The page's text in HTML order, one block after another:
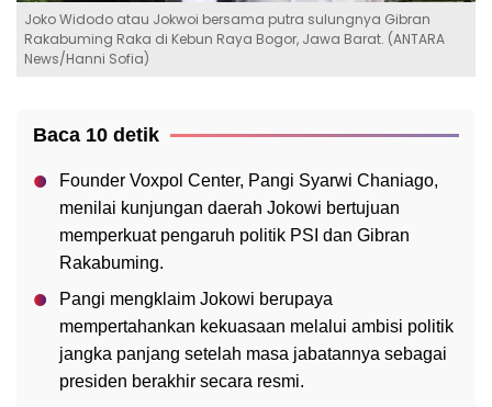
Joko Widodo atau Jokwoi bersama putra sulungnya Gibran
Rakabuming Raka di Kebun Raya Bogor, Jawa Barat. (ANTARA
News/Hanni Sofia)
Baca 10 detik
Founder Voxpol Center, Pangi Syarwi Chaniago,
menilai kunjungan daerah Jokowi bertujuan
memperkuat pengaruh politik PSI dan Gibran
Rakabuming.
Pangi mengklaim Jokowi berupaya
mempertahankan kekuasaan melalui ambisi politik
jangka panjang setelah masa jabatannya sebagai
presiden berakhir secara resmi.